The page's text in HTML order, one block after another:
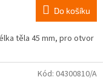
Do košíku
těla 45 mm, pro otvor
Kód: 04300810/A